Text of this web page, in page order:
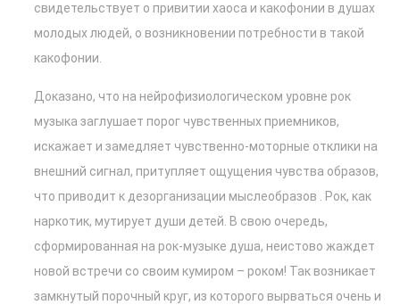
свидетельствует о привитии хаоса и какофонии в душах
молодых людей, о возникновении потребности в такой
какофонии.
Доказано, что на нейрофизиологическом уровне рок
музыка заглушает порог чувственных приемников,
искажает и замедляет чувственно-моторные отклики на
внешний сигнал, притупляет ощущения чувства образов,
что приводит к дезорганизации мыслеобразов . Рок, как
наркотик, мутирует души детей. В свою очередь,
сформированная на рок-музыке душа, неистово жаждет
новой встречи со своим кумиром – роком! Так возникает
замкнутый порочный круг, из которого вырваться очень и